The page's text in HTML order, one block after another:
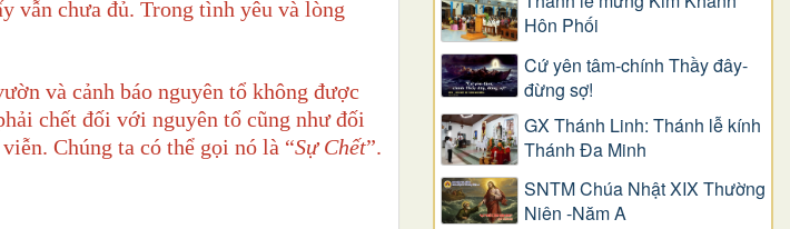
vẫn chưa đủ. Trong tình yêu và lòng
và cảnh báo nguyên tổ không được
chết đối với nguyên tổ cũng như đối
Chúng ta có thể gọi nó là “Sự Chết”.
Hôn Phối
Cứ yên tâm-chính Thầy đây-
đừng sợ!
GX Thánh Linh: Thánh lễ kính
Thánh Đa Minh
SNTM Chúa Nhật XIX Thường
Niên -Năm A